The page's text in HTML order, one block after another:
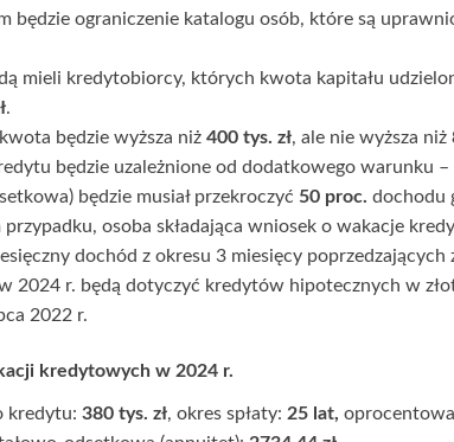
będzie ograniczenie katalogu osób, które są
mieli kredytobiorcy, których kwota kapitału
.
będzie wyższa niż 400 tys. zł, ale nie wyższa niż
będzie uzależnione od dodatkowego warunku
będzie musiał przekroczyć 50 proc. dochodu
osoba składająca wniosek o wakacje
dochód z okresu 3 miesięcy poprzedzających
2024 r. będą dotyczyć kredytów hipotecznych w
2022 r.
kredytowych w 2024 r.
kredytu: 380 tys. zł, okres spłaty: 25 lat,